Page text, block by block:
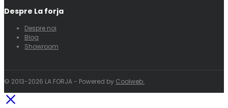
Despre La forja
Despre noi
Blog
Showroom
© 2013-2026 LA FORJA - Powered by Coolweb.